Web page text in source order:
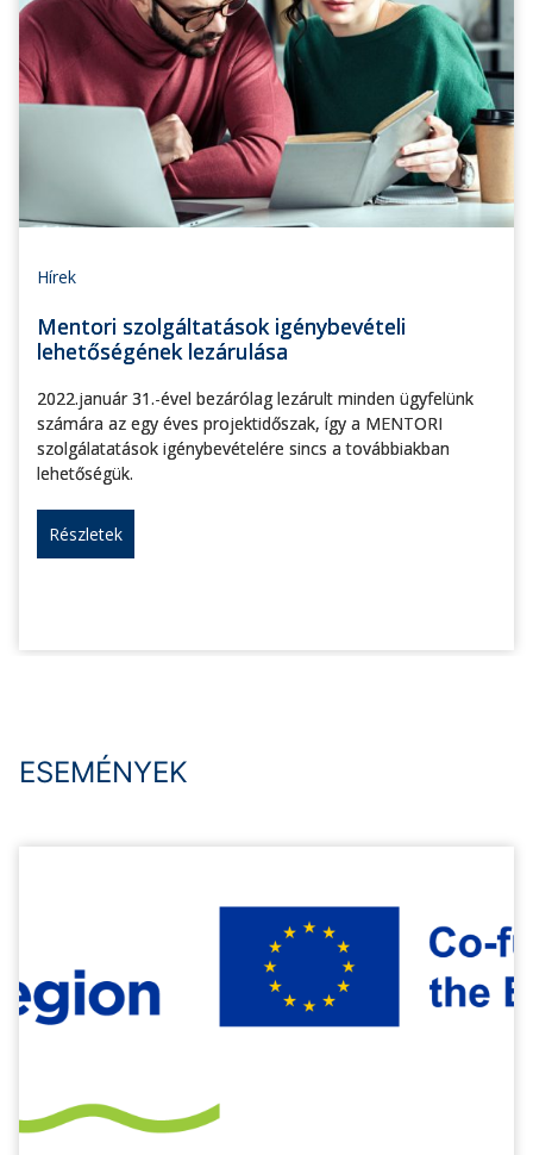
Hírek
Mentori szolgáltatások igénybevételi
lehetőségének lezárulása
2022.január 31.-ével bezárólag lezárult minden ügyfelünk
számára az egy éves projektidőszak, így a MENTORI
szolgálatatások igénybevételére sincs a továbbiakban
lehetőségük.
Részletek
ESEMÉNYEK